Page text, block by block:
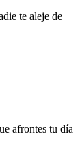
te aleje de
afrontes tu día